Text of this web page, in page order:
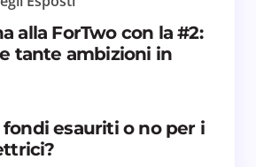
alla ForTwo con la #2:
tante ambizioni in
fondi esauriti o no per i